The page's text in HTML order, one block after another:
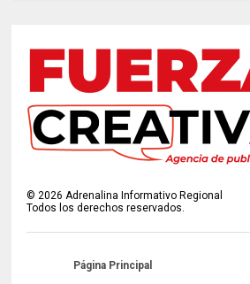
©2026 Adrenalina Informativo Regional
Todos los derechos reservados.
Página Principal